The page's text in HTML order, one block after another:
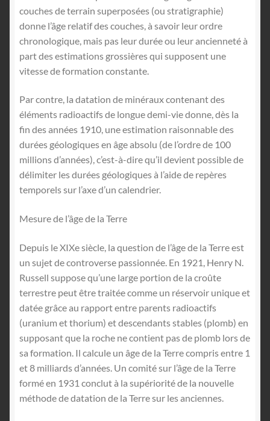
couches de terrain superposées (ou stratigraphie)
donne l’âge relatif des couches, à savoir leur ordre
chronologique, mais pas leur durée ou leur ancienneté à
part des estimations grossières qui supposent une
vitesse de formation constante.
Par contre, la datation de minéraux contenant des
éléments radioactifs de longue demi-vie donne, dès la
fin des années 1910, une estimation raisonnable des
durées géologiques en âge absolu (de l’ordre de 100
millions d’années), c’est-à-dire qu’il devient possible de
délimiter les durées géologiques à l’aide de repères
temporels sur l’axe d’un calendrier.
Mesure de l’âge de la Terre
Depuis le XIXe siècle, la question de l’âge de la Terre est
un sujet de controverse passionnée. En 1921, Henry N.
Russell suppose qu’une large portion de la croûte
terrestre peut être traitée comme un réservoir unique et
datée grâce au rapport entre parents radioactifs
(uranium et thorium) et descendants stables (plomb) en
supposant que la roche ne contient pas de plomb lors de
sa formation. Il calcule un âge de la Terre compris entre 1
et 8 milliards d’années. Un comité sur l’âge de la Terre
formé en 1931 conclut à la supériorité de la nouvelle
méthode de datation de la Terre sur les anciennes.